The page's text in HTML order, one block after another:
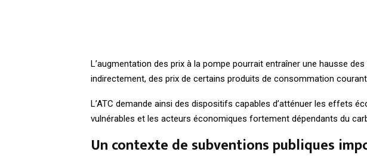
L’augmentation des prix à la pompe pourrait entraîner une hausse
indirectement, des prix de certains produits de consommation
L’ATC demande ainsi des dispositifs capables d’atténuer les effets
vulnérables et les acteurs économiques fortement dépendants du
Un contexte de subventions publiques